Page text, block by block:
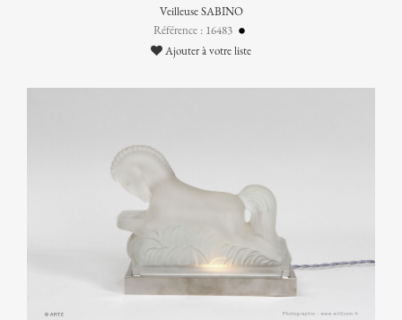
Veilleuse SABINO
Référence : 16483
Ajouter à votre liste